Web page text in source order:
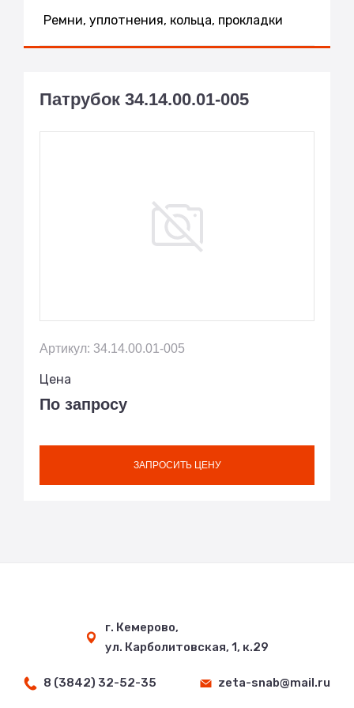
Ремни, уплотнения, кольца, прокладки
Патрубок 34.14.00.01-005
Артикул: 34.14.00.01-005
Цена
По запросу
ЗАПРОСИТЬ ЦЕНУ
г. Кемерово,
ул. Карболитовская, 1, к.29
8 (3842) 32-52-35 zeta-snab@mail.ru